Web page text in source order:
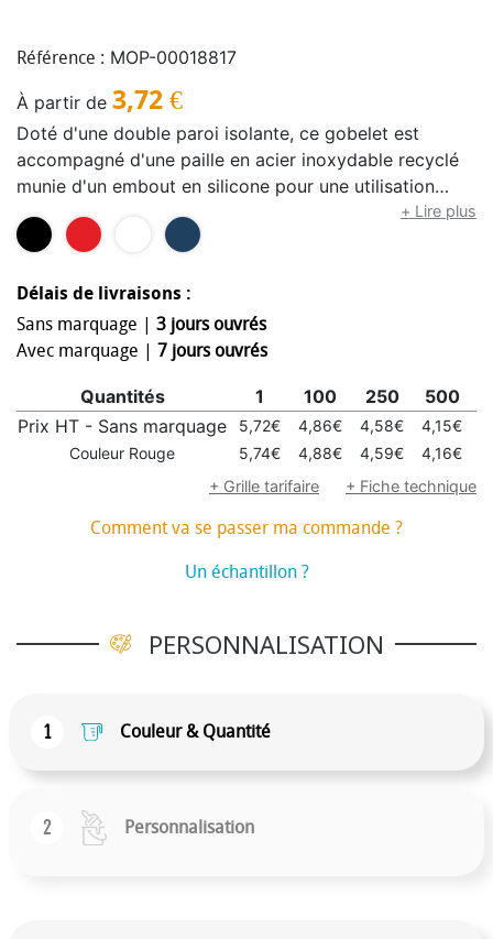
Référence : MOP-00018817
À partir de 3,72 €
Doté d'une double paroi isolante, ce gobelet est
accompagné d'une paille en acier inoxydable recyclé
munie d'un embout en silicone pour une utilisation
confortable. La paroi intérieure est en plastique PP,
tandis que la paroi extérieure est en acier inoxydable
plastique PS et ABS, associé à un revêtement mat,
confère au gobelet une finition élégante. Capacité :
480 ml.
+ Lire plus
Délais de livraisons :
Sans marquage | 3 jours ouvrés
Avec marquage | 7 jours ouvrés
Quantités 1 100 250 500
Prix HT - Sans marquage
5,72€ 4,86€ 4,58€ 4,15€
Couleur Rouge
5,74€ 4,88€ 4,59€ 4,16€
+ Grille tarifaire
+ Fiche technique
Comment va se passer ma commande ?
Un échantillon ?
PERSONNALISATION
1 Couleur & Quantité
2 Personnalisation